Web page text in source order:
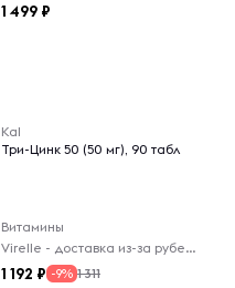
1 499
Kal
Три-Цинк 50 (50 мг), 90 табл
Витамины
Virelle - доставка из-за рубежа
1 192 -9% 1 311